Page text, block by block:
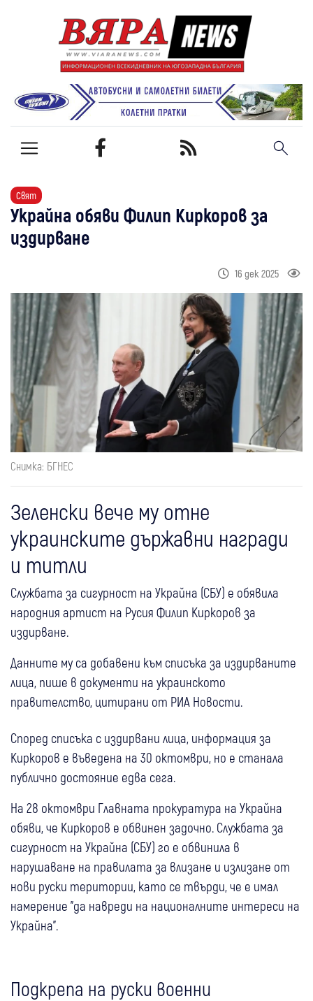
Свят
Украйна обяви Филип Киркоров за
издирване
16 дек 2025
Снимка: БГНЕС
Зеленски вече му отне
украинските държавни награди
и титли
Службата за сигурност на Украйна (СБУ) е обявила
народния артист на Русия Филип Киркоров за
издирване.
Данните му са добавени към списъка за издирваните
лица, пише в документи на украинското
правителство, цитирани от РИА Новости.
Според списъка с издирвани лица, информация за
Киркоров е въведена на 30 октомври, но е станала
публично достояние едва сега.
На 28 октомври Главната прокуратура на Украйна
обяви, че Киркоров е обвинен задочно. Службата за
сигурност на Украйна (СБУ) го е обвинила в
нарушаване на правилата за влизане и излизане от
нови руски територии, като се твърди, че е имал
намерение "да навреди на националните интереси на
Украйна".
Подкрепа на руски военни